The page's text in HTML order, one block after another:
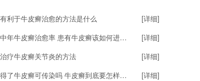
有利于牛皮癣治愈的方法是什么
[详细]
中年牛皮癣治愈率 患有牛皮癣该如何进行治疗
[详细]
治疗牛皮癣关节炎的方法
[详细]
得了牛皮癣可传染吗 牛皮癣到底要怎样治疗 [详细]